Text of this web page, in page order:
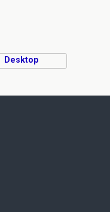
Desktop